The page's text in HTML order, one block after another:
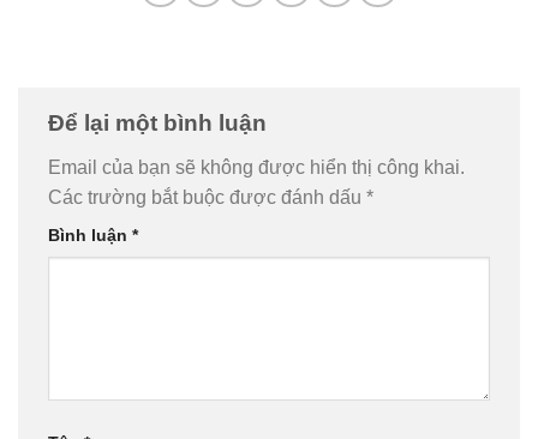
Để lại một bình luận
Email của bạn sẽ không được hiển thị công khai.
Các trường bắt buộc được đánh dấu *
Bình luận *